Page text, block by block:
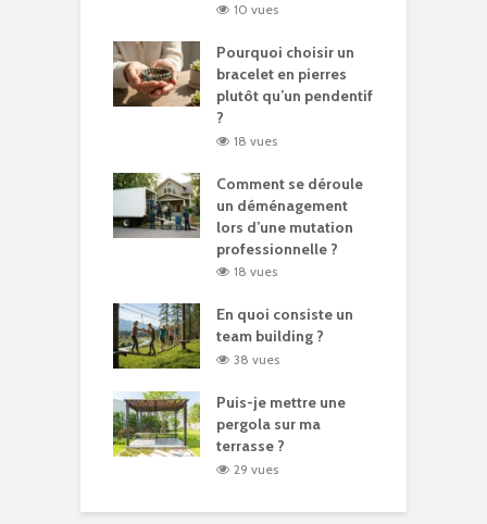
10 vues
Pourquoi choisir un
bracelet en pierres
plutôt qu’un pendentif
?
18 vues
Comment se déroule
un déménagement
lors d’une mutation
professionnelle ?
18 vues
En quoi consiste un
team building ?
38 vues
Puis-je mettre une
pergola sur ma
terrasse ?
29 vues